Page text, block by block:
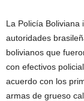
La Policía Boliviana
autoridades
bolivianos que
con efectivos
acuerdo con los
armas de grueso